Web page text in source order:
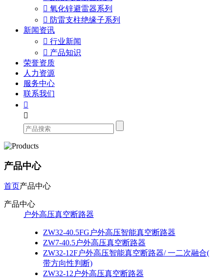
 氧化锌避雷器系列
 防雷支柱绝缘子系列
新闻资讯
 行业新闻
 产品知识
荣誉资质
人力资源
服务中心
联系我们


产品中心
首页产品中心
产品中心
户外高压真空断路器
ZW32-40.5FG户外高压智能真空断路器
ZW7-40.5户外高压真空断路器
ZW32-12F户外高压智能真空断路器/ 一二次融合(
带方向性判断)
ZW32-12户外高压真空断路器